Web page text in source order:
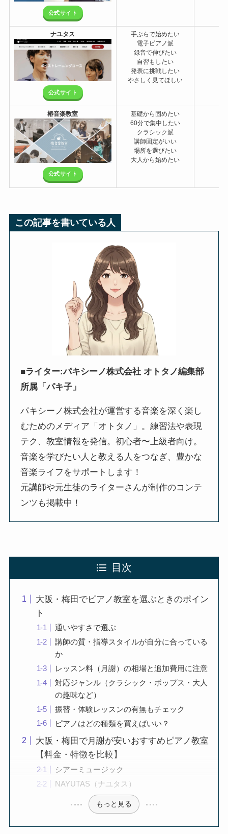
公式サイト
ナユタス
公式サイト
手ぶらで始めたい
電子ピアノ派
録音で伸びたい
自習もしたい
発表に挑戦したい
やさしく見てほしい
椿音楽教室
公式サイト
基礎から固めたい
60分で集中したい
クラシック派
講師固定がいい
場所を選びたい
大人から始めたい
この記事を書いている人
■ライター:パキシーノ株式会社 オトタノ編集部
所属「パキ子」
パキシーノ株式会社が運営する音楽を深く楽し
むためのメディア「オトタノ」。練習法や表現
テク、教室情報を発信。初心者〜上級者向け。
音楽を学びたい人と教える人をつなぎ、豊かな
音楽ライフをサポートします！
元講師や元生徒のライターさんが制作のコンテ
ンツも掲載中！
目次
大阪・梅田でピアノ教室を選ぶときのポイン
ト
通いやすさで選ぶ
講師の質・指導スタイルが自分に合っている
か
レッスン料（月謝）の相場と追加費用に注意
対応ジャンル（クラシック・ポップス・大人
の趣味など）
振替・体験レッスンの有無もチェック
ピアノはどの種類を買えばいい？
大阪・梅田で月謝が安いおすすめピアノ教室
【料金・特徴を比較】
シアーミュージック
NAYUTAS（ナユタス）
もっと見る